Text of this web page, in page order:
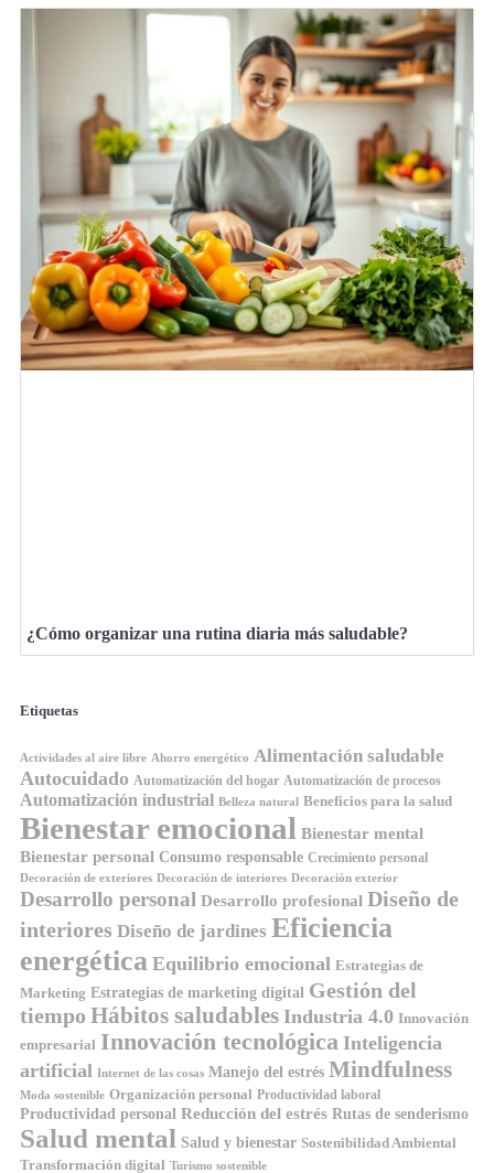
¿Cómo organizar una rutina diaria más saludable?
Etiquetas
Actividades al aire libre Ahorro energético Alimentación saludable
Autocuidado Automatización del hogar Automatización de procesos
Automatización industrial Belleza natural Beneficios para la salud
Bienestar emocional Bienestar mental
Bienestar personal Consumo responsable Crecimiento personal
Decoración de exteriores Decoración de interiores Decoración exterior
Desarrollo personal Desarrollo profesional Diseño de
interiores Diseño de jardines Eficiencia
energética Equilibrio emocional Estrategias de
Marketing Estrategias de marketing digital Gestión del
tiempo Hábitos saludables Industria 4.0 Innovación
empresarial Innovación tecnológica Inteligencia
artificial Internet de las cosas Manejo del estrés Mindfulness
Moda sostenible Organización personal Productividad laboral
Productividad personal Reducción del estrés Rutas de senderismo
Salud mental Salud y bienestar Sostenibilidad Ambiental
Transformación digital Turismo sostenible